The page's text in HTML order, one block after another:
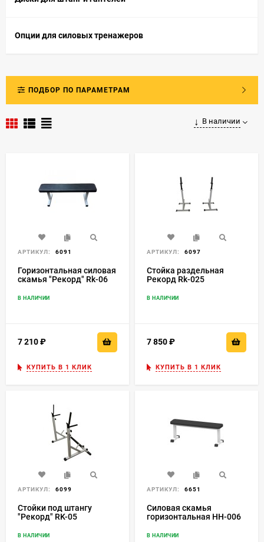
Опции для силовых тренажеров
ПОДБОР ПО ПАРАМЕТРАМ
В наличии
АРТИКУЛ: 6091
Горизонтальная силовая
скамья "Рекорд" Rk-06
В НАЛИЧИИ
7 210
КУПИТЬ В 1 КЛИК
АРТИКУЛ: 6097
Стойка раздельная
Рекорд Rk-025
В НАЛИЧИИ
7 850
КУПИТЬ В 1 КЛИК
АРТИКУЛ: 6099
Стойки под штангу
"Рекорд" RK-05
В НАЛИЧИИ
АРТИКУЛ: 6651
Силовая скамья
горизонтальная HH-006
В НАЛИЧИИ